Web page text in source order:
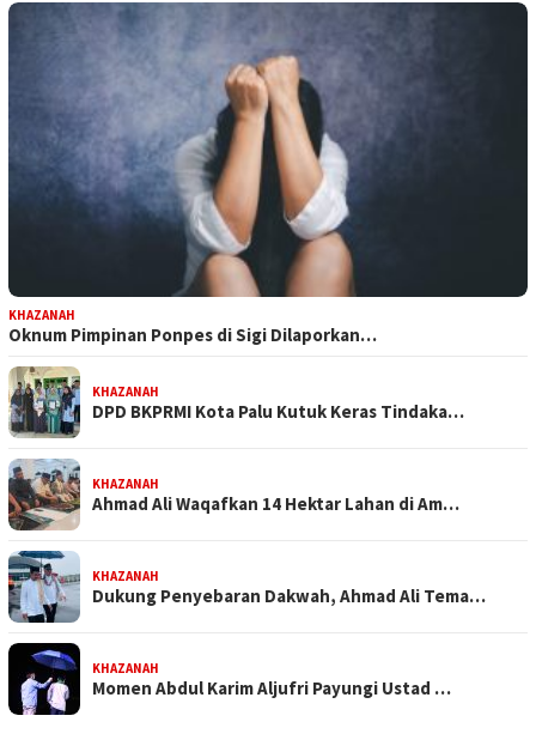
KHAZANAH
Oknum Pimpinan Ponpes di Sigi Dilaporkan…
KHAZANAH
DPD BKPRMI Kota Palu Kutuk Keras Tindaka…
KHAZANAH
Ahmad Ali Waqafkan 14 Hektar Lahan di Am…
KHAZANAH
Dukung Penyebaran Dakwah, Ahmad Ali Tema…
KHAZANAH
Momen Abdul Karim Aljufri Payungi Ustad …